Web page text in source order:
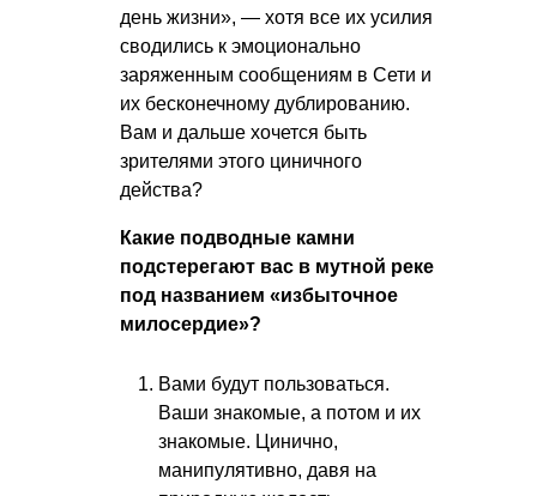
день жизни», — хотя все их усилия
сводились к эмоционально
заряженным сообщениям в Сети и
их бесконечному дублированию.
Вам и дальше хочется быть
зрителями этого циничного
действа?
Какие подводные камни
подстерегают вас в мутной реке
под названием «избыточное
милосердие»?
Вами будут пользоваться.
Ваши знакомые, а потом и их
знакомые. Цинично,
манипулятивно, давя на